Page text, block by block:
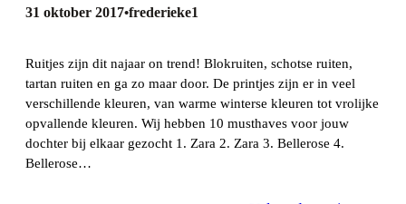
31 oktober 2017•frederieke1
Ruitjes zijn dit najaar on trend! Blokruiten, schotse ruiten,
tartan ruiten en ga zo maar door. De printjes zijn er in veel
verschillende kleuren, van warme winterse kleuren tot vrolijke
opvallende kleuren. Wij hebben 10 musthaves voor jouw
dochter bij elkaar gezocht 1. Zara 2. Zara 3. Bellerose 4.
Bellerose…